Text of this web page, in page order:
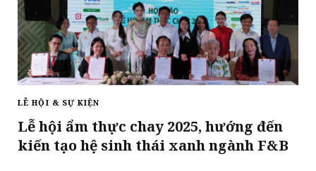
LỄ HỘI & SỰ KIỆN
Lễ hội ẩm thực chay 2025, hướng đến
kiến tạo hệ sinh thái xanh ngành F&B